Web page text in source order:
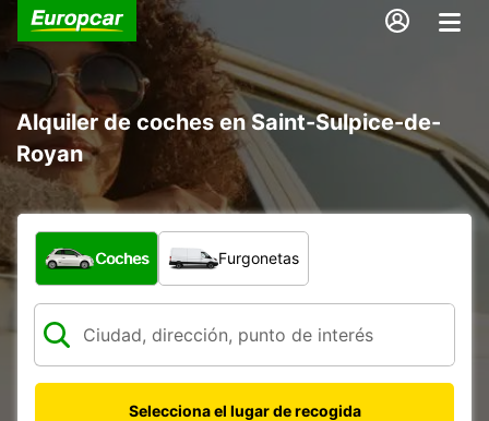
Alquiler de coches en Saint-Sulpice-de-
Royan
¿Qué tipo de vehículo?
Coches Furgonetas
Selecciona el lugar de recogida